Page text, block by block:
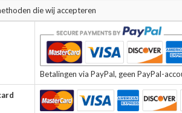
die wij accepteren
Betalingen via PayPal, geen PayPal-